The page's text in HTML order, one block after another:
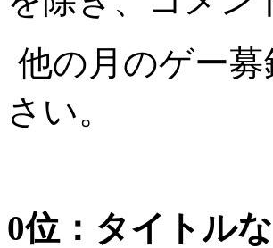
他の月のゲー
さい。
0位：タイトル